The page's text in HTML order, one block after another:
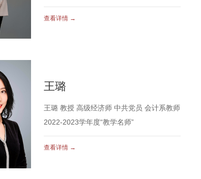
查看详情 →
王璐
王璐 教授 高级经济师 中共党员 会计系教师
2022-2023学年度“教学名师”
查看详情 →